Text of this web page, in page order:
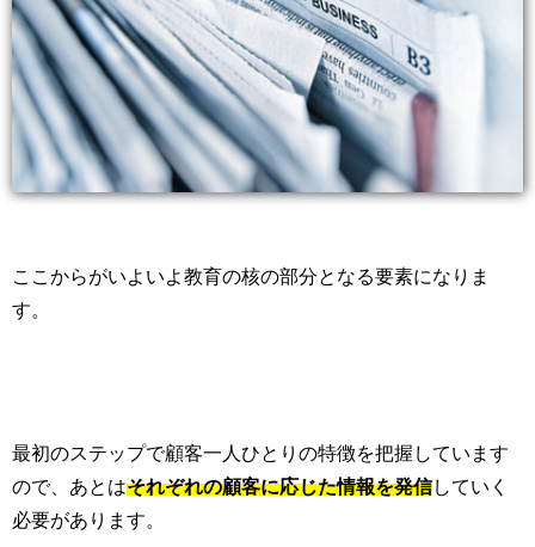
ここからがいよいよ教育の核の部分となる要素になりま
す。
最初のステップで顧客一人ひとりの特徴を把握しています
ので、あとはそれぞれの顧客に応じた情報を発信していく
必要があります。